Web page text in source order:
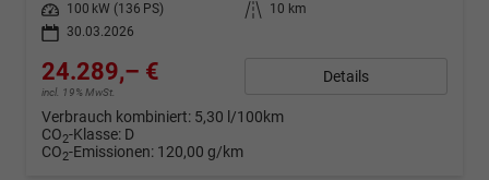
Leistung
100 kW (136 PS) Kilometerstand
10 km
30.03.2026
24.289,– €
incl. 19% MwSt.
Details
Verbrauch kombiniert: 5,30 l/100km
CO2-Klasse: D
CO2-Emissionen: 120,00 g/km